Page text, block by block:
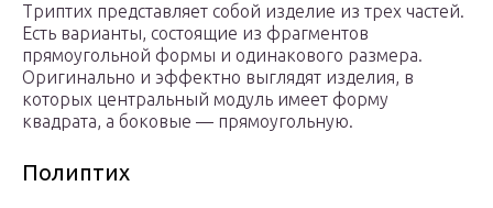
Триптих представляет собой изделие из трех частей.
Есть варианты, состоящие из фрагментов
прямоугольной формы и одинакового размера.
Оригинально и эффектно выглядят изделия, в
которых центральный модуль имеет форму
квадрата, а боковые — прямоугольную.
Полиптих